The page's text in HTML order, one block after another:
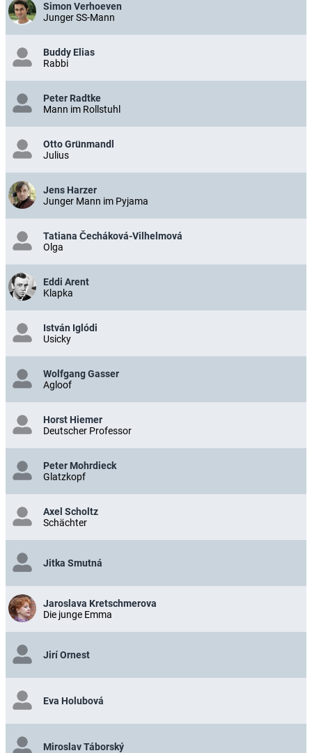
Simon Verhoeven
Junger SS-Mann
Buddy Elias
Rabbi
Peter Radtke
Mann im Rollstuhl
Otto Grünmandl
Julius
Jens Harzer
Junger Mann im Pyjama
Tatiana Čecháková-Vilhelmová
Olga
Eddi Arent
Klapka
István Iglódi
Usicky
Wolfgang Gasser
Agloof
Horst Hiemer
Deutscher Professor
Peter Mohrdieck
Glatzkopf
Axel Scholtz
Schächter
Jitka Smutná
Jaroslava Kretschmerova
Die junge Emma
Jirí Ornest
Eva Holubová
Miroslav Táborský